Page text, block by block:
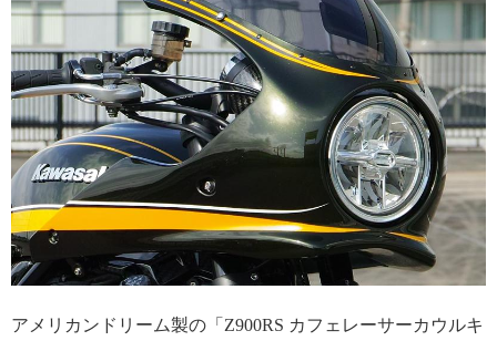
アメリカンドリーム製の「Z900RS カフェレーサーカウルキ